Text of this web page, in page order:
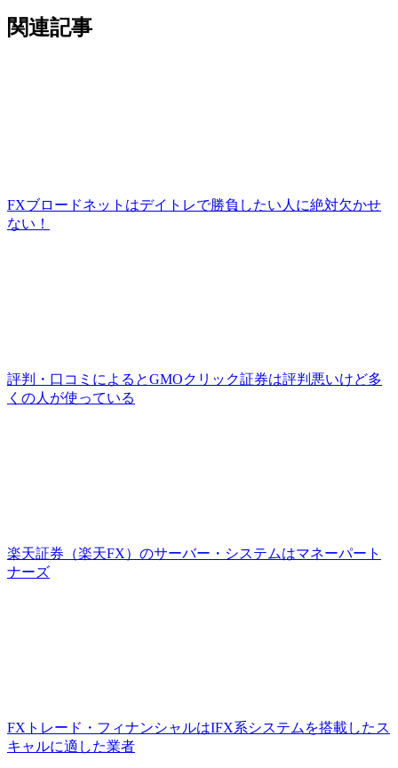
関連記事
FXブロードネットはデイトレで勝負したい人に絶対欠かせ
ない！
評判・口コミによるとGMOクリック証券は評判悪いけど多
くの人が使っている
楽天証券（楽天FX）のサーバー・システムはマネーパート
ナーズ
FXトレード・フィナンシャルはIFX系システムを搭載したス
キャルに適した業者